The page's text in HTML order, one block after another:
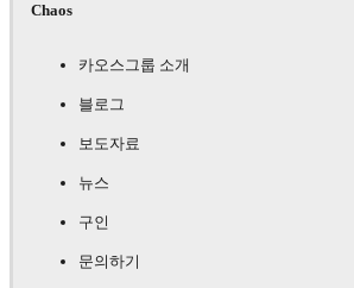
Chaos
카오스그룹 소개
블로그
보도자료
뉴스
구인
문의하기